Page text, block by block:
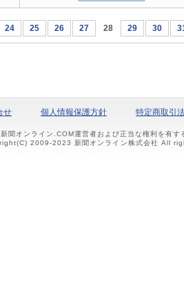
24 25 26 27 28 29 30
せ 個人情報保護方針 特定商取引
聞オンライン.COM運営者および正当な権利を有
2009-2023 新聞オンライン株式会社 All